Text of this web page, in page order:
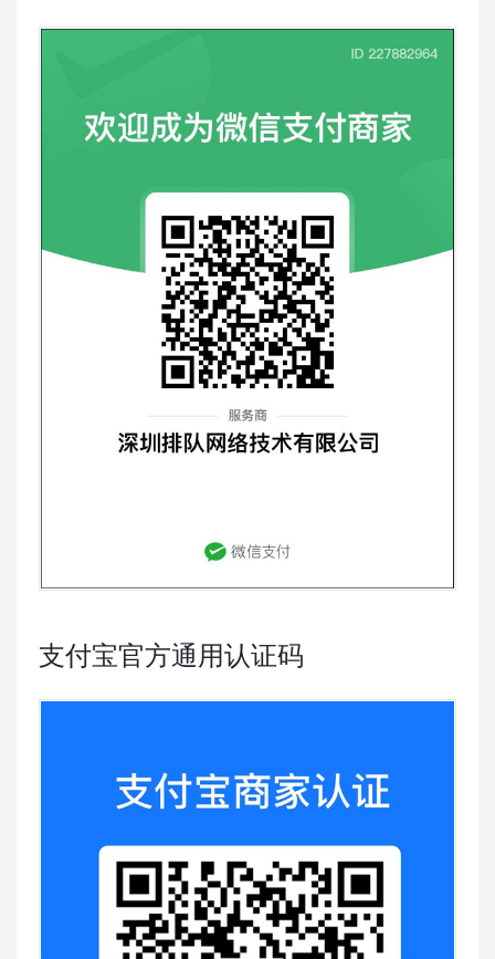
支付宝官方通用认证码